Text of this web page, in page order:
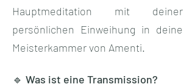
Hauptmeditation mit deiner
persönlichen Einweihung in deine
Meisterkammer von Amenti.​
🔹 Was ist eine Transmission?